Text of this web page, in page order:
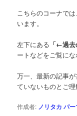
シ
ョ
こちらのコーナで
います。
左下にある 「←過去
ートなどをご覧にな
万一、最新の記事
ていないものとご
作成者: ノリタカ パー